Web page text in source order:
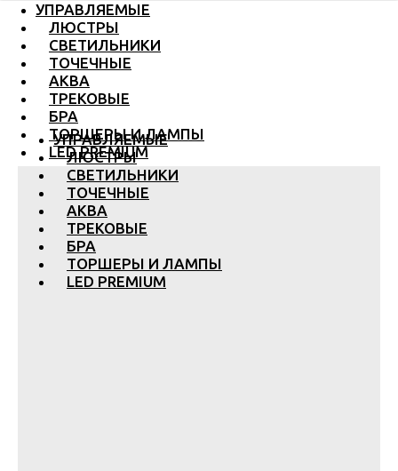
УПРАВЛЯЕМЫЕ
ЛЮСТРЫ
СВЕТИЛЬНИКИ
ТОЧЕЧНЫЕ
АКВА
ТРЕКОВЫЕ
БРА
ТОРШЕРЫ И ЛАМПЫ
LED PREMIUM
УПРАВЛЯЕМЫЕ
ЛЮСТРЫ
СВЕТИЛЬНИКИ
ТОЧЕЧНЫЕ
АКВА
ТРЕКОВЫЕ
БРА
ТОРШЕРЫ И ЛАМПЫ
LED PREMIUM